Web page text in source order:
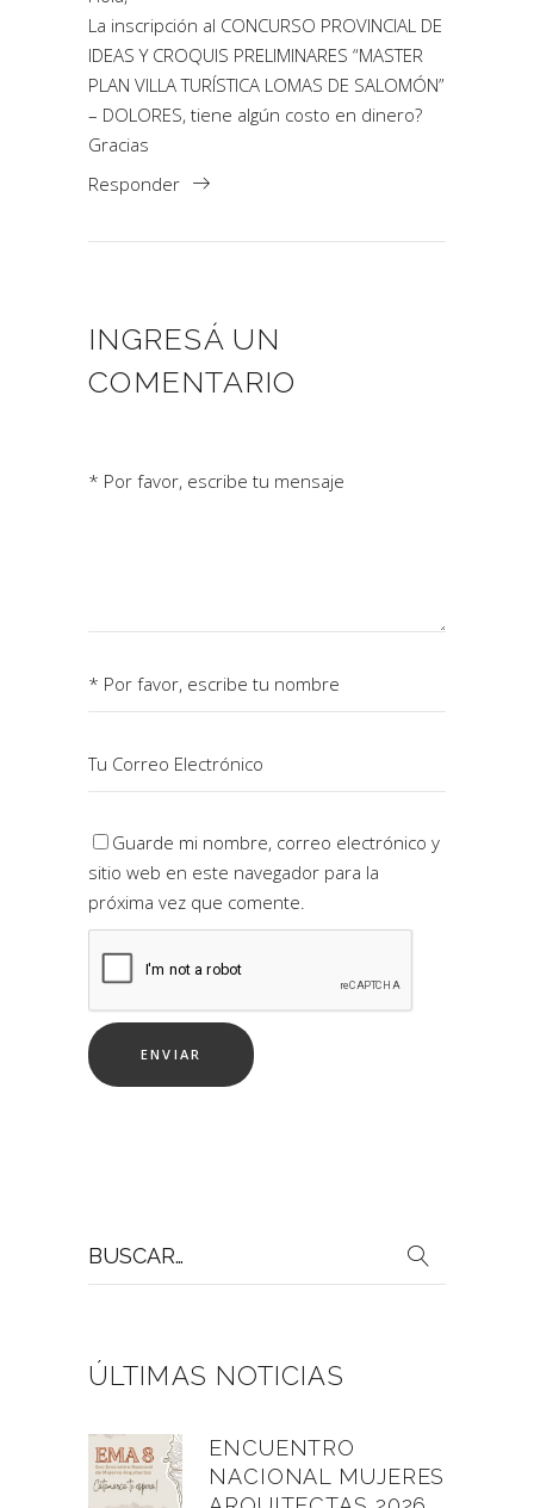
La inscripción al CONCURSO PROVINCIAL DE
IDEAS Y CROQUIS PRELIMINARES “MASTER
PLAN VILLA TURÍSTICA LOMAS DE SALOMÓN”
– DOLORES, tiene algún costo en dinero?
Gracias
Responder
INGRESÁ UN
COMENTARIO
Guarde mi nombre, correo electrónico y
sitio web en este navegador para la
próxima vez que comente.
por:
ÚLTIMAS NOTICIAS
ENCUENTRO
NACIONAL MUJERES